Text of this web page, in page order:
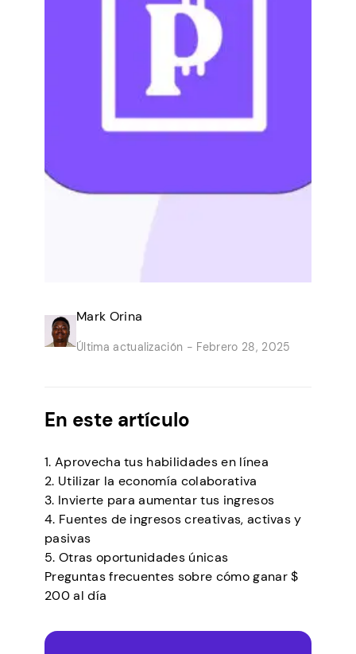
Mark Orina
Última actualización - Febrero 28, 2025
En este artículo
1. Aprovecha tus habilidades en línea
2. Utilizar la economía colaborativa
3. Invierte para aumentar tus ingresos
4. Fuentes de ingresos creativas, activas y
pasivas
5. Otras oportunidades únicas
Preguntas frecuentes sobre cómo ganar $
200 al día